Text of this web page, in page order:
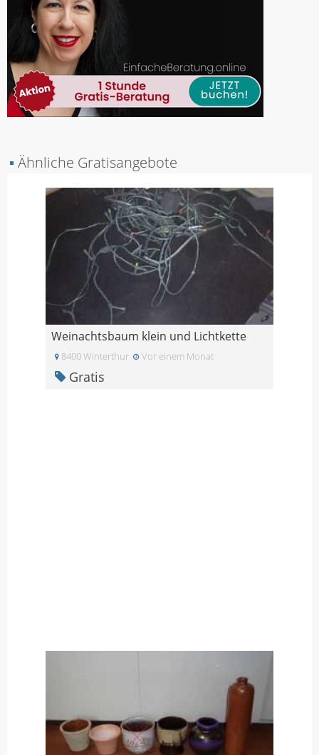
▪ Ähnliche Gratisangebote
Weinachtsbaum klein und Lichtkette
8400 Winterthur Vor einem Monat
Gratis